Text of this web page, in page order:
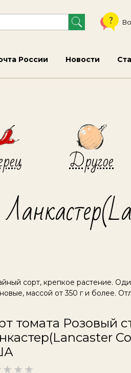
России Новости
Другое
сорт, крепкое растение.
массой от 350 г и более.
томата Розовый